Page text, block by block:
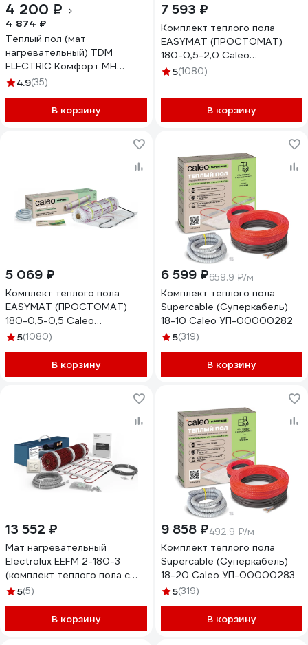
4 200 ₽
4 874 ₽
Теплый пол (мат
нагревательный) TDM
ELECTRIC Комфорт МН
двухжильный, 4 кв. м, 600 Вт
4.9(35)
В корзину
7 593 ₽
Комплект теплого пола
EASYMAT (ПРОСТОМАТ)
180-0,5-2,0 Caleo
УП-00000367
5(1080)
В корзину
5 069 ₽
Комплект теплого пола
EASYMAT (ПРОСТОМАТ)
180-0,5-0,5 Caleo
УП-00000364
5(1080)
В корзину
6 599 ₽659.9 ₽/м
Комплект теплого пола
Supercable (Суперкабель)
18-10 Caleo УП-00000282
5(319)
В корзину
13 552 ₽
Мат нагревательный
Electrolux EEFM 2-180-3
(комплект теплого пола c
терморегулятором)
5(5)
В корзину
9 858 ₽492.9 ₽/м
Комплект теплого пола
Supercable (Суперкабель)
18-20 Caleo УП-00000283
5(319)
В корзину